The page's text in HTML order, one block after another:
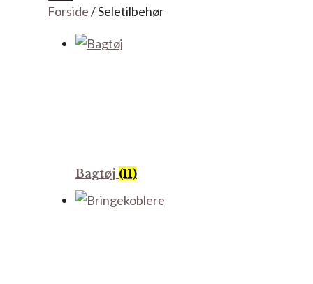
varekategori
Forside/ Seletilbehør
Bagtøj (11)